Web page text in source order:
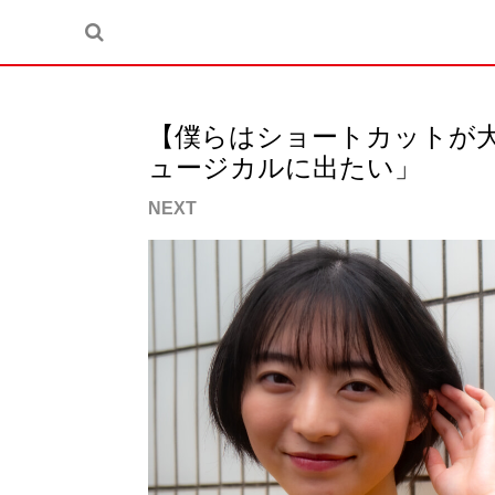
【僕らはショートカット
ュージカルに出たい」
NEXT